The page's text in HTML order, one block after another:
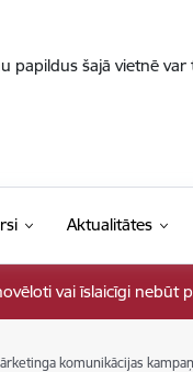
šajā vietnē
Aktualitātes
vai īslaicīgi nebūt
komunikācijas